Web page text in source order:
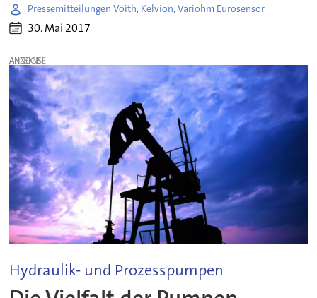
Pressemitteilungen Voith, Kelvion, Variohm Eurosensor
30. Mai 2017
ANZEIGE
Hydraulik- und Prozesspumpen